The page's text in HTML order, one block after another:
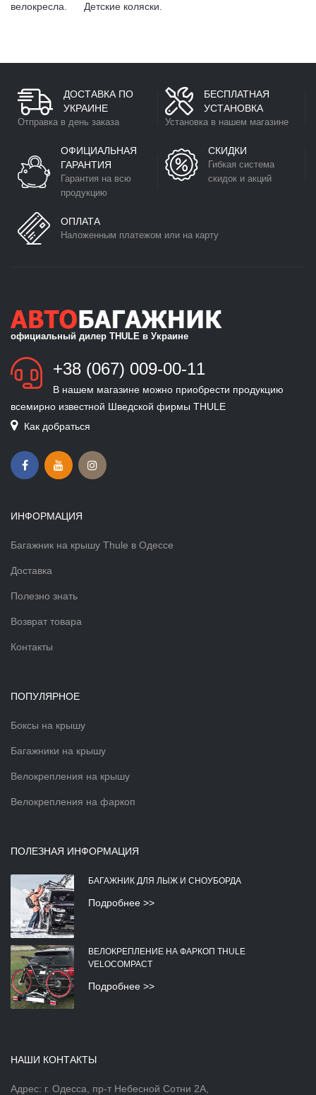
велокресла.
Детские коляски.
ДОСТАВКА ПО
УКРАИНЕ
Отправка в день заказа
БЕСПЛАТНАЯ
УСТАНОВКА
Установка в нашем магазине
ОФИЦИАЛЬНАЯ
ГАРАНТИЯ
Гарантия на всю
продукцию
СКИДКИ
Гибкая система
скидок и акций
ОПЛАТА
Наложенным платежом или на карту
официальный дилер THULE в Украине
+38 (067) 009-00-11
В нашем магазине можно приобрести продукцию
всемирно известной Шведской фирмы THULE
Как добраться
ИНФОРМАЦИЯ
Багажник на крышу Thule в Одессе
Доставка
Полезно знать
Возврат товара
Контакты
ПОПУЛЯРНОЕ
Боксы на крышу
Багажники на крышу
Велокрепления на крышу
Велокрепления на фаркоп
ПОЛЕЗНАЯ ИНФОРМАЦИЯ
БАГАЖНИК ДЛЯ ЛЫЖ И СНОУБОРДА
Подробнее >>
ВЕЛОКРЕПЛЕНИЕ НА ФАРКОП THULE
VELOCOMPACT
Подробнее >>
НАШИ КОНТАКТЫ
Адрес: г. Одесса, пр-т Небесной Сотни 2А,